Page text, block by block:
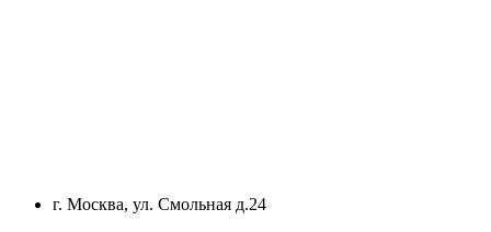
г. Москва, ул. Смольная д.24